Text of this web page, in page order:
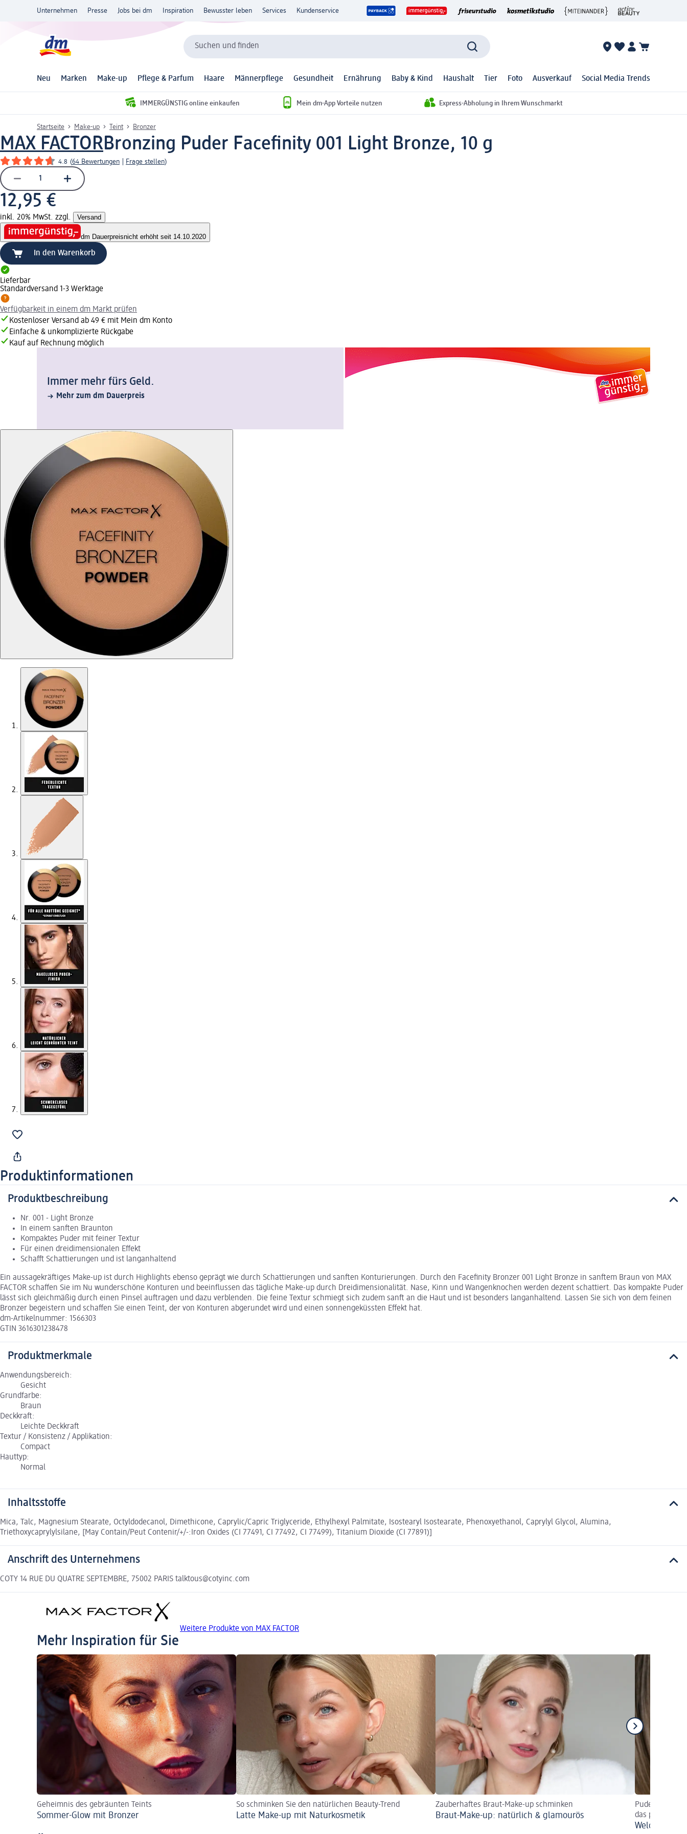
Unternehmen Presse Jobs bei dm Inspiration Bewusster leben Services Kundenservice
Suchen und finden
Neu Marken Make-up Pflege & Parfum Haare Männerpflege Gesundheit Ernährung Baby & Kind Haushalt Tier Foto Ausverkauf Social Media Trends
IMMERGÜNSTIG online einkaufen Mein dm-App Vorteile nutzen Express-Abholung in Ihrem Wunschmarkt
Startseite Make-up Teint Bronzer
MAX FACTORBronzing Puder Facefinity 001 Light Bronze, 10 g
4.8 (64 Bewertungen Frage stellen)
12,95 €
inkl. 20% MwSt. zzgl. Versand
dm Dauerpreisnicht erhöht seit 14.10.2020
In den Warenkorb
Lieferbar
Standardversand 1-3 Werktage
Verfügbarkeit in einem dm Markt prüfen
Kostenloser Versand ab 49 € mit Mein dm Konto
Einfache & unkomplizierte Rückgabe
Kauf auf Rechnung möglich
Immer mehr fürs Geld.
Mehr zum dm Dauerpreis
Produktinformationen
Produktbeschreibung
Nr. 001 - Light Bronze
In einem sanften Braunton
Kompaktes Puder mit feiner Textur
Für einen dreidimensionalen Effekt
Schafft Schattierungen und ist langanhaltend
Ein aussagekräftiges Make-up ist durch Highlights ebenso geprägt wie durch Schattierungen und sanften Konturierungen. Durch den Facefinity Bronzer 001 Light Bronze in sanftem Braun von MAX
FACTOR schaffen Sie im Nu wunderschöne Konturen und beeinflussen das tägliche Make-up durch Dreidimensionalität. Nase, Kinn und Wangenknochen werden dezent schattiert. Das kompakte Puder
lässt sich gleichmäßig durch einen Pinsel auftragen und dazu verblenden. Die feine Textur schmiegt sich zudem sanft an die Haut und ist besonders langanhaltend. Lassen Sie sich von dem feinen
Bronzer begeistern und schaffen Sie einen Teint, der von Konturen abgerundet wird und einen sonnengeküssten Effekt hat.
dm-Artikelnummer: 1566303
GTIN 3616301238478
Produktmerkmale
Anwendungsbereich:
Gesicht
Grundfarbe:
Braun
Deckkraft:
Leichte Deckkraft
Textur / Konsistenz / Applikation:
Compact
Hauttyp:
Normal
Inhaltsstoffe
Mica, Talc, Magnesium Stearate, Octyldodecanol, Dimethicone, Caprylic/Capric Triglyceride, Ethylhexyl Palmitate, Isostearyl Isostearate, Phenoxyethanol, Caprylyl Glycol, Alumina,
Triethoxycaprylylsilane, [May Contain/Peut Contenir/+/-:Iron Oxides (CI 77491, CI 77492, CI 77499), Titanium Dioxide (CI 77891)]
Anschrift des Unternehmens
COTY 14 RUE DU QUATRE SEPTEMBRE, 75002 PARIS talktous@cotyinc.com
Weitere Produkte von MAX FACTOR
Mehr Inspiration für Sie
Geheimnis des gebräunten Teints
Sommer-Glow mit Bronzer
So schminken Sie den natürlichen Beauty-Trend
Latte Make-up mit Naturkosmetik
Zauberhaftes Braut-Make-up schminken
Braut-Make-up: natürlich & glamourös
Puder oder
das passende
Welches